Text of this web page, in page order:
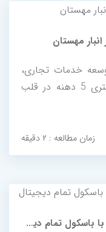
مهستان
خدمات تجاری،
اقدام به اجاره یک باب مغازه 120متری 5 دهنه در قلب
زمان مطالعه : ۲ دقیقه
آغاز ارائه خدمات توزین در انبار آریانا با باسکول تمام دیجیتال